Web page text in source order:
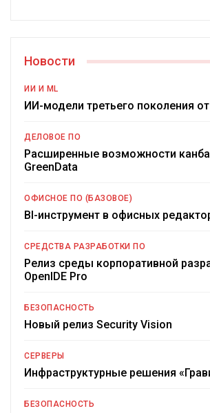
Новости
ИИ И ML
ИИ-модели третьего поколения от
ДЕЛОВОЕ ПО
Расширенные возможности
GreenData
ОФИСНОЕ ПО (БАЗОВОЕ)
BI-инструмент в офисных
СРЕДСТВА РАЗРАБОТКИ ПО
Релиз среды корпоративной
OpenIDE Pro
БЕЗОПАСНОСТЬ
Новый релиз Security Vision
СЕРВЕРЫ
Инфраструктурные решения
БЕЗОПАСНОСТЬ